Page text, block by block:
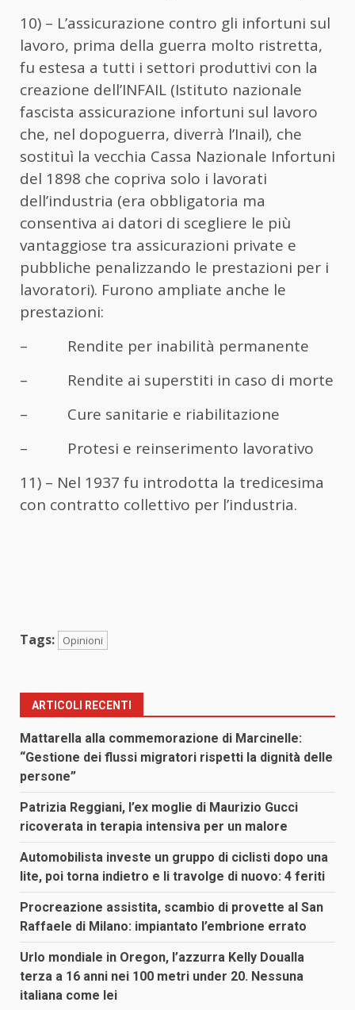
10) – L’assicurazione contro gli infortuni sul
lavoro, prima della guerra molto ristretta,
fu estesa a tutti i settori produttivi con la
creazione dell’INFAIL (Istituto nazionale
fascista assicurazione infortuni sul lavoro
che, nel dopoguerra, diverrà l’Inail), che
sostituì la vecchia Cassa Nazionale Infortuni
del 1898 che copriva solo i lavorati
dell’industria (era obbligatoria ma
consentiva ai datori di scegliere le più
vantaggiose tra assicurazioni private e
pubbliche penalizzando le prestazioni per i
lavoratori). Furono ampliate anche le
prestazioni:
– Rendite per inabilità permanente
– Rendite ai superstiti in caso di morte
– Cure sanitarie e riabilitazione
– Protesi e reinserimento lavorativo
11) – Nel 1937 fu introdotta la tredicesima
con contratto collettivo per l’industria.
Tags: Opinioni
ARTICOLI RECENTI
Mattarella alla commemorazione di Marcinelle:
“Gestione dei flussi migratori rispetti la dignità delle
persone”
Patrizia Reggiani, l’ex moglie di Maurizio Gucci
ricoverata in terapia intensiva per un malore
Automobilista investe un gruppo di ciclisti dopo una
lite, poi torna indietro e li travolge di nuovo: 4 feriti
Procreazione assistita, scambio di provette al San
Raffaele di Milano: impiantato l’embrione errato
Urlo mondiale in Oregon, l’azzurra Kelly Doualla
terza a 16 anni nei 100 metri under 20. Nessuna
italiana come lei